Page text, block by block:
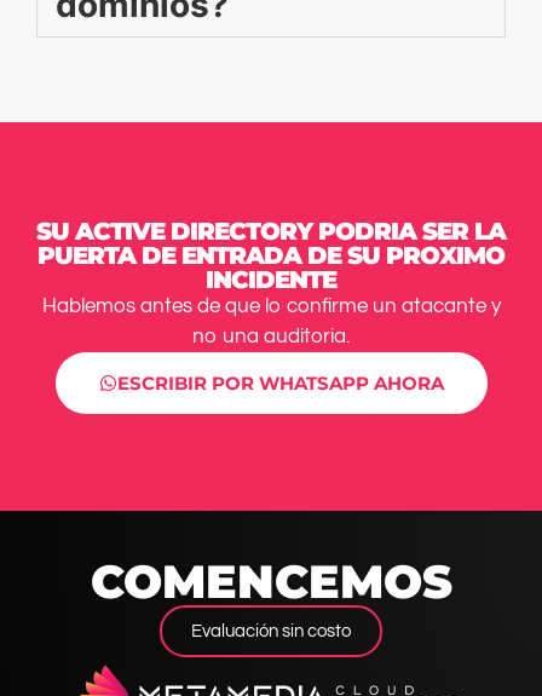
SU ACTIVE DIRECTORY PODRIA SER LA
PUERTA DE ENTRADA DE SU PROXIMO
INCIDENTE
Hablemos antes de que lo confirme un atacante y
no una auditoria.
ESCRIBIR POR WHATSAPP AHORA
COMENCEMOS
Evaluación sin costo